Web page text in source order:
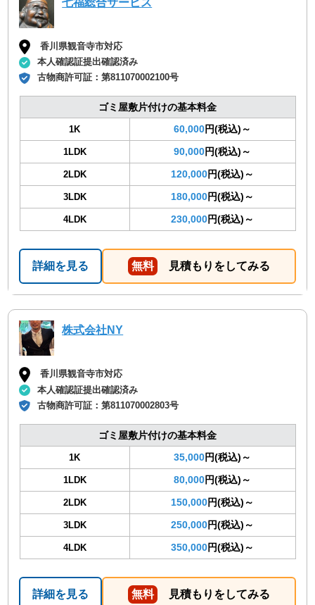
七福総合サービス
香川県観音寺市対応
本人確認証提出確認済み
古物商許可証：第811070002100号
ゴミ屋敷片付けの基本料金
1K 60,000円(税込)～
1LDK 90,000円(税込)～
2LDK 120,000円(税込)～
3LDK 180,000円(税込)～
4LDK 230,000円(税込)～
詳細を見る 無料 見積もりをしてみる
株式会社NY
香川県観音寺市対応
本人確認証提出確認済み
古物商許可証：第811070002803号
ゴミ屋敷片付けの基本料金
1K 35,000円(税込)～
1LDK 80,000円(税込)～
2LDK 150,000円(税込)～
3LDK 250,000円(税込)～
4LDK 350,000円(税込)～
詳細を見る 無料 見積もりをしてみる